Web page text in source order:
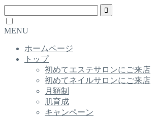
MENU
ホームページ
トップ
初めてエステサロンにご来店
初めてネイルサロンにご来店
月額制
肌育成
キャンペーン